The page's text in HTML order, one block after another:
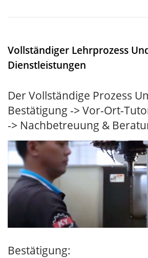
Vollständiger Lehrprozess
Dienstleistungen
Der Vollständige Prozess
Bestätigung -> Vor-Ort-
-> Nachbetreuung &
Bestätigung: